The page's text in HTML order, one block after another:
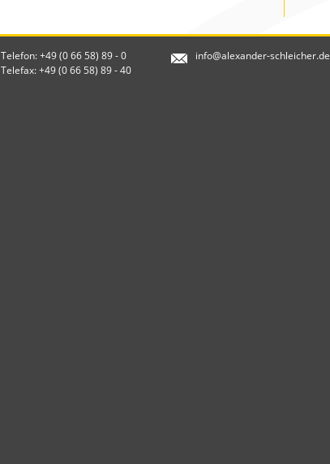
Telefon: +49 (0 66 58) 89 - 0
Telefax: +49 (0 66 58) 89 - 40
info@alexander-schleicher.de